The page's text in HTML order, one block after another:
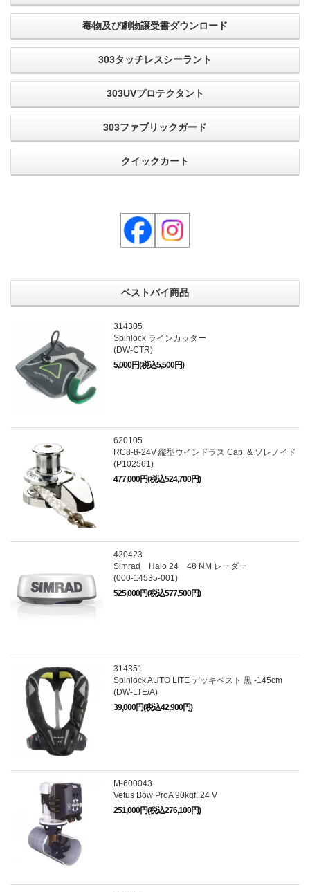
毒物及び劇物譲受書ダウンロード
303タッチレスシーラント
303UVプロテクタント
303ファブリックガード
クイックカート
ベストバイ商品
314305
Spinlock ラインカッター
(DW-CTR)
5,000円(税込5,500円)
620105
RC8-8-24V 縦型ウインドラス Cap. & ソレノイド
(P102561)
477,000円(税込524,700円)
420423
Simrad Halo 24 48 NM レーダー
(000-14535-001)
525,000円(税込577,500円)
314351
Spinlock AUTO LITE デッキベスト 黒 -145cm
(DW-LTE/A)
39,000円(税込42,900円)
M-600043
Vetus Bow ProA 90kgf, 24 V
251,000円(税込276,100円)